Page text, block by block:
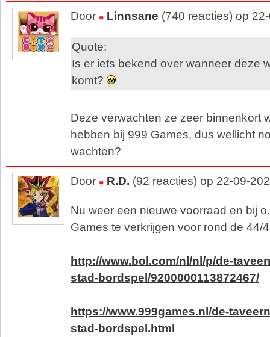
Door Linnsane (740 reacties) op
Quote:
Is er iets bekend over wanneer deze
komt?
Deze verwachten ze zeer binnenkort
hebben bij 999 Games, dus wellicht
wachten?
Door R.D. (92 reacties) op 22-09-
Nu weer een nieuwe voorraad en bij
Games te verkrijgen voor rond de 44/
http://www.bol.com/nl/nl/p/de-
stad-bordspel/9200000113872467/
https://www.999games.nl/de-
stad-bordspel.html